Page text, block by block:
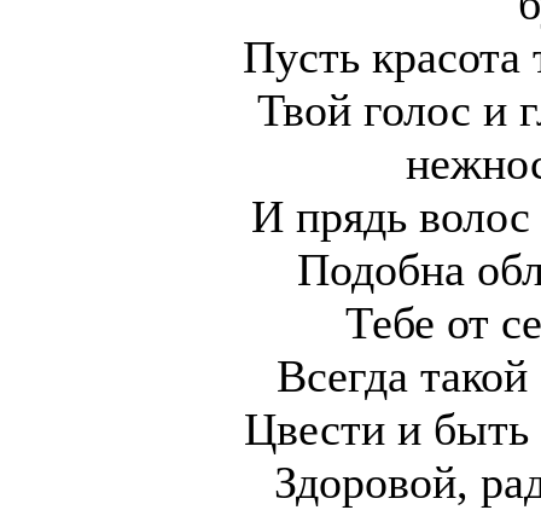
Пусть красота
Твой голос и
И прядь
Подобна
Тебе от
Всегда
Цвести и быть
Здоровой,